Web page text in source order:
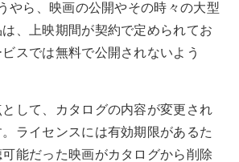
やら、映画の公開やその時々の大型
、上映期間が契約で定められてお
スでは無料で公開されないよう
して、カタログの内容が変更され
ライセンスには有効期限があるた
能だった映画がカタログから削除